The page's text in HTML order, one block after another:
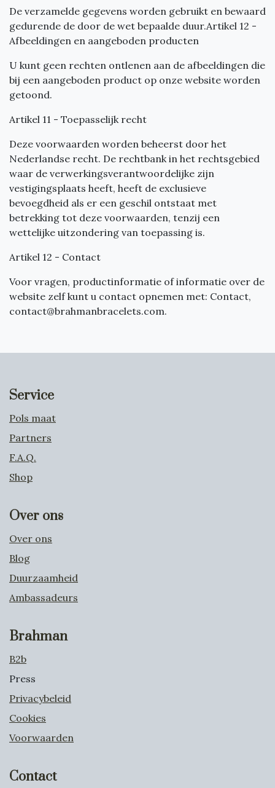
De verzamelde gegevens worden gebruikt en bewaard
gedurende de door de wet bepaalde duur.Artikel 12 -
Afbeeldingen en aangeboden producten
U kunt geen rechten ontlenen aan de afbeeldingen die
bij een aangeboden product op onze website worden
getoond.
Artikel 11 - Toepasselijk recht
Deze voorwaarden worden beheerst door het
Nederlandse recht. De rechtbank in het rechtsgebied
waar de verwerkingsverantwoordelijke zijn
vestigingsplaats heeft, heeft de exclusieve
bevoegdheid als er een geschil ontstaat met
betrekking tot deze voorwaarden, tenzij een
wettelijke uitzondering van toepassing is.
Artikel 12 - Contact
Voor vragen, productinformatie of informatie over de
website zelf kunt u contact opnemen met: Contact,
contact@brahmanbracelets.com.
Service
Pols maat
Partners
F.A.Q.
Shop
Over ons
Over ons
Blog
Duurzaamheid
Ambassadeurs
Brahman
B2b
Press
Privacybeleid
Cookies
Voorwaarden
Contact